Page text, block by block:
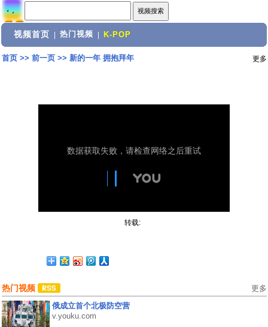
视频首页 热门视频 K-POP
首页>> 前一页>> 新的一年 拥抱拜年 更多
转载:
热门视频 更多
俄成立首个北极防空营
v.youku.com